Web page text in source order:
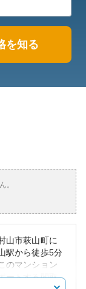
を知る
。
山市萩山町に
駅から徒歩5分
のマンション
ートする間取